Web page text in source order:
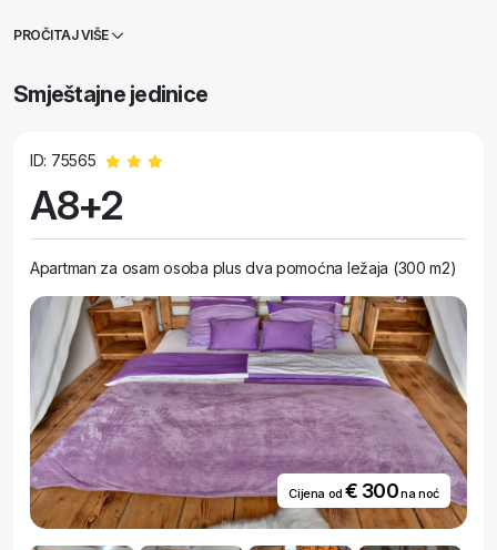
PROČITAJ VIŠE
Smještajne jedinice
ID: 75565
A8+2
Apartman za osam osoba plus dva pomoćna ležaja (300 m2)
Cijena od€ 300na noć